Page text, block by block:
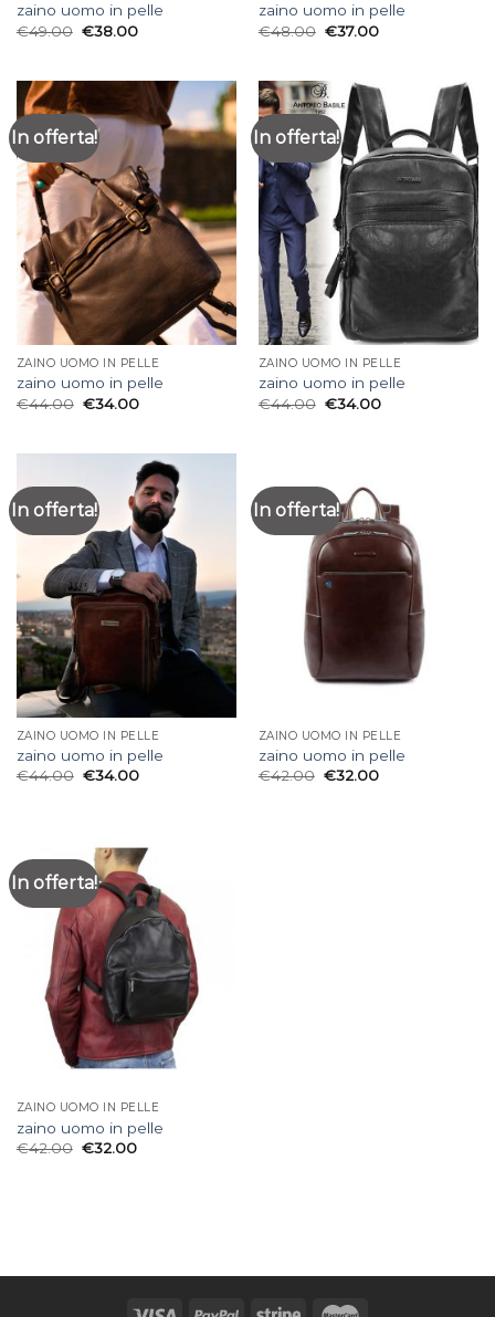
zaino uomo in pelle
€49.00 €38.00
zaino uomo in pelle
€48.00 €37.00
In offerta!
ZAINO UOMO IN PELLE
zaino uomo in pelle
€44.00 €34.00
In offerta!
ZAINO UOMO IN PELLE
zaino uomo in pelle
€44.00 €34.00
In offerta!
ZAINO UOMO IN PELLE
zaino uomo in pelle
€44.00 €34.00
In offerta!
ZAINO UOMO IN PELLE
zaino uomo in pelle
€42.00 €32.00
In offerta!
ZAINO UOMO IN PELLE
zaino uomo in pelle
€42.00 €32.00